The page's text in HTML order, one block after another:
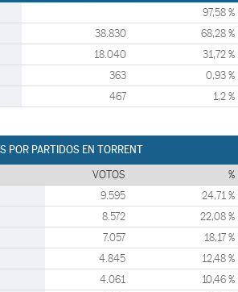
97,58 %
38.830 68,28 %
18.040 31,72 %
363 0,93 %
467 1,2 %
POR PARTIDOS EN TORRENT
VOTOS %
9.595 24,71 %
8.572 22,08 %
7.057 18,17 %
4.845 12,48 %
4.061 10,46 %